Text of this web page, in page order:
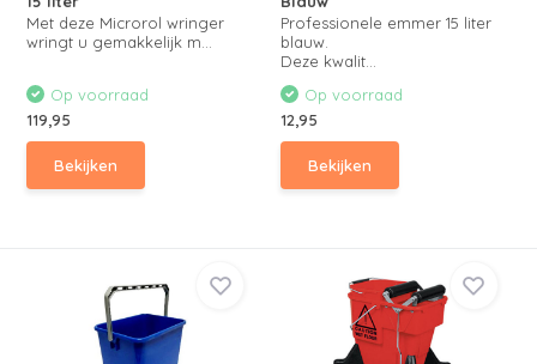
Met deze Microrol wringer
wringt u gemakkelijk m...
Op voorraad
119,95
Bekijken
Professionele emmer 15 liter
blauw.
Deze kwalit...
Op voorraad
12,95
Bekijken